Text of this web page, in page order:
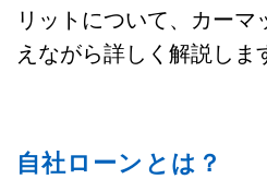
リットについて、カーマ
えながら詳しく解説しま
自社ローンとは？